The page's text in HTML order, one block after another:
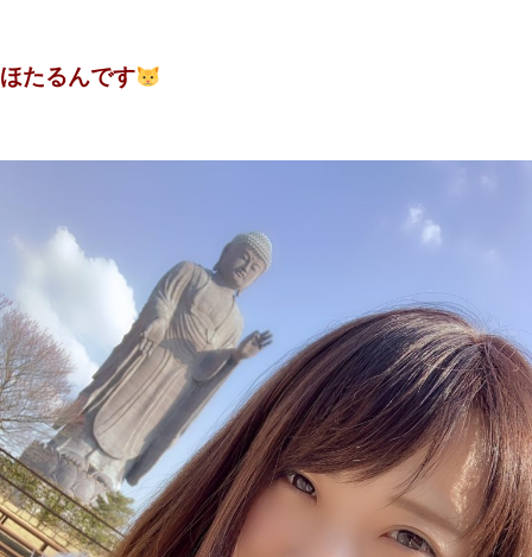
ほたるんです